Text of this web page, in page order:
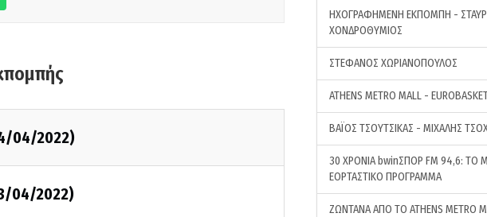
04/2022)
04/2022)
ΗΧΟΓΡΑΦΗΜΕΝΗ ΕΚΠΟΜΠΗ -
ΧΟΝΔΡΟΘΥΜΙΟΣ
ΣΤΕΦΑΝΟΣ ΧΩΡΙΑΝΟΠΟΥΛΟΣ
ATHENS METRO MALL -
ΒΑΪΟΣ ΤΣΟΥΤΣΙΚΑΣ - ΜΙΧΑΛΗΣ
30 ΧΡΟΝΙΑ bwinΣΠΟΡ FM 94,6: ΤΟ
ΕΟΡΤΑΣΤΙΚΟ ΠΡΟΓΡΑΜΜΑ
ΖΩΝΤΑΝΑ ΑΠΟ ΤΟ ATHENS METRO